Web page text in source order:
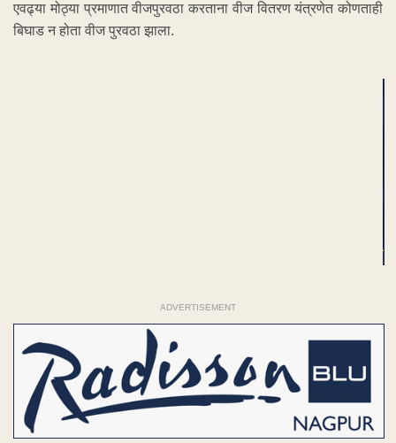
एवढ्या मोठ्या प्रमाणात वीजपुरवठा करताना वीज वितरण यंत्रणेत कोणताही
बिघाड न होता वीज पुरवठा झाला.
ADVERTISEMENT